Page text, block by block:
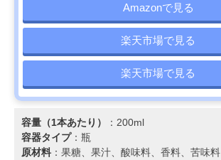
Amazonで見る
楽天市場で見る
楽天市場で見る
容量（1本あたり）
：200ml
容器タイプ：瓶
原材料 ：果糖、果汁、酸味料、香料、苦味料